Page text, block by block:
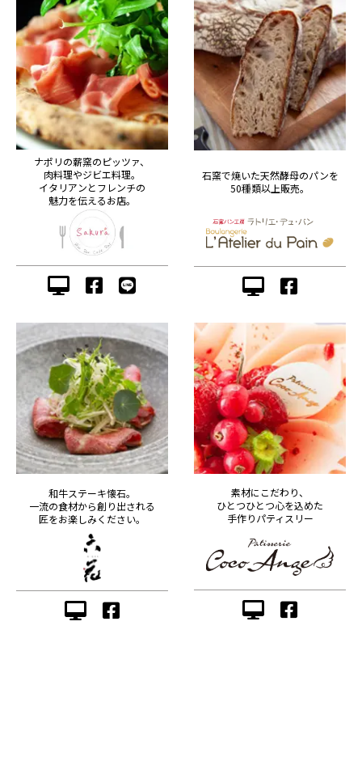
ナポリの薪窯のピッツァ、
肉料理やジビエ料理。
イタリアンとフレンチの
魅力を伝えるお店。
石窯で焼いた天然酵母のパンを
50種類以上販売。
和牛ステーキ懐石。
一流の食材から創り出される
匠をお楽しみください。
素材にこだわり、
ひとつひとつ心を込めた
手作りパティスリー